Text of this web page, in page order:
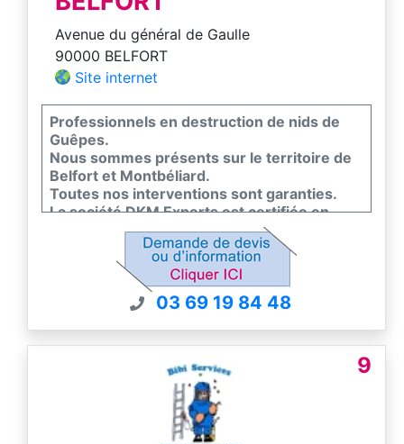
Avenue du général de Gaulle
90000 BELFORT
Site internet
Professionnels en destruction de nids de
Guêpes.
Nous sommes présents sur le territoire de
Belfort et Montbéliard.
Toutes nos interventions sont garanties.
La société DKM Experts est certifiée en
conformité avec la norme EN 16636, seul
standard européen de qualité dans la lutte
contre les nuisibles.
Contactez nous pour un devis gratuit.
03 69 19 84 48
9